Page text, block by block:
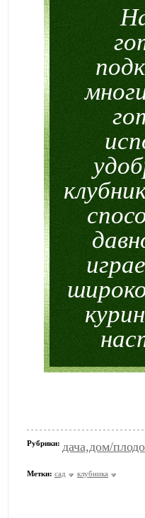
Рубрики: дача,дом/
Метки: сад клубника